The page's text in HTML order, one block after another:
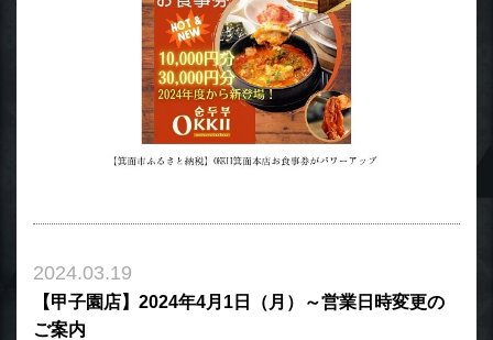
2024.03.19
【甲子園店】2024年4月1日（月）～営業日時変更の
ご案内